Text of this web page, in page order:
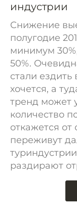
индустрии
Снижение
полугодие
минимум
50%.
стали ездить
хочется, а
тренд может
количество
откажется от
переживут
раздирают